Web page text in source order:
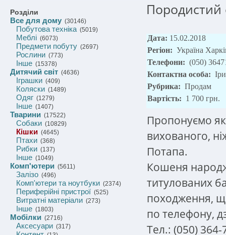
Розділи
Все для дому (30146)
Побутова техніка(5019)
Меблі (6073)
Предмети побуту (2697)
Рослини (773)
Інше (15378)
Дитячий світ (4636)
Іграшки (409)
Коляски (1489)
Одяг (1279)
Інше (1407)
Тварини (17522)
Собаки (10829)
Кішки (4645)
Птахи (368)
Рибки (137)
Інше (1049)
Комп'ютери (5611)
Залізо (496)
Комп'ютери та ноутбуки (2374)
Периферійні пристрої (525)
Витратні матеріали (273)
Інше (1803)
Мобілки (2716)
Аксесуари (317)
Породистий
Дата: 15.02.2018
Регіон: Україна
Телефони: (050)
Контактна особа:
Рубрика: Продам
Вартість: 1 700 грн.
Пропонуємо
вихованого,
Потапа.
Кошеня
титулованих
походження,
по телефону,
Тел.: (050)